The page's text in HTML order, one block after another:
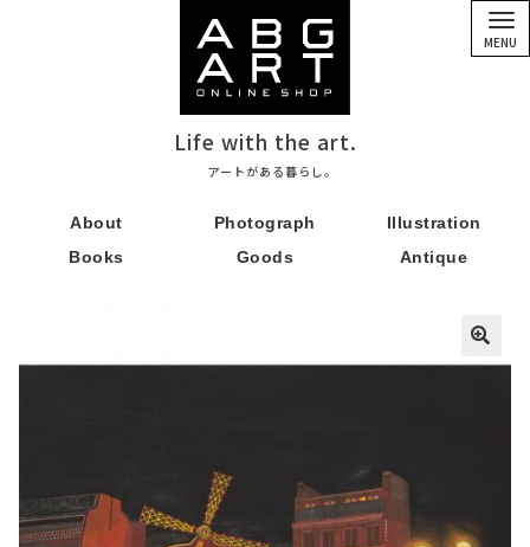
Life with the art.
アートがある暮らし。
MENU
About Photograph
Illustration
Books
Goods Antique